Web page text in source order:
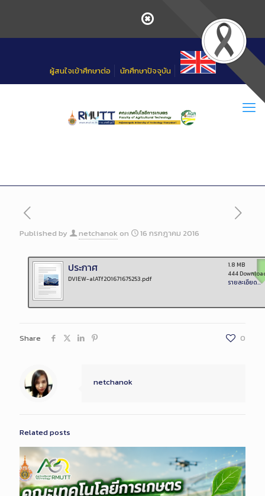
ผู้สนใจเข้าศึกษาต่อ นักศึกษาปัจจุบัน
Published by netchanok on 16 กรกฎาคม 2016
ประกาศ
DVIEW-alATf201671675253.pdf
1.8 MB
444
รายละเอียด...
Share 0
netchanok
Related posts